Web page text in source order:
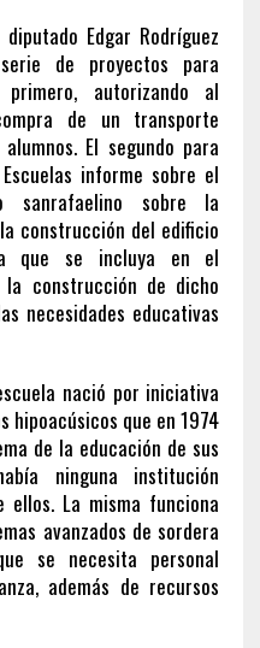
Edgar Rodríguez
de proyectos para
autorizando al
de un transporte
El segundo para
informe sobre el
sanrafaelino sobre la
construcción del edificio
que se incluya en el
la construcción de dicho
necesidades educativas
nació por iniciativa
hipoacúsicos que en 1974
de la educación de sus
ninguna institución
ellos. La misma funciona
avanzados de sordera
se necesita personal
además de recursos